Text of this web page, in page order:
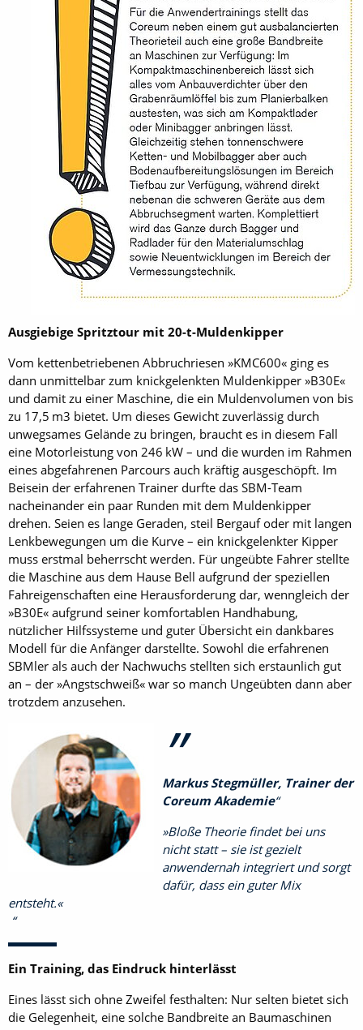
Ausgiebige Spritztour mit 20-t-Muldenkipper
Vom kettenbetriebenen Abbruchriesen »KMC600« ging es
dann unmittelbar zum knickgelenkten Muldenkipper »B30E«
und damit zu einer Maschine, die ein Muldenvolumen von bis
zu 17,5 m3 bietet. Um dieses Gewicht zuverlässig durch
unwegsames Gelände zu bringen, braucht es in diesem Fall
eine Motorleistung von 246 kW – und die wurden im Rahmen
eines abgefahrenen Parcours auch kräftig ausgeschöpft. Im
Beisein der erfahrenen Trainer durfte das SBM-Team
nacheinander ein paar Runden mit dem Muldenkipper
drehen. Seien es lange Geraden, steil Bergauf oder mit langen
Lenkbewegungen um die Kurve – ein knickgelenkter Kipper
muss erstmal beherrscht werden. Für ungeübte Fahrer stellte
die Maschine aus dem Hause Bell aufgrund der speziellen
Fahreigenschaften eine Herausforderung dar, wenngleich der
»B30E« aufgrund seiner komfortablen Handhabung,
nützlicher Hilfssysteme und guter Übersicht ein dankbares
Modell für die Anfänger darstellte. Sowohl die erfahrenen
SBMler als auch der Nachwuchs stellten sich erstaunlich gut
an – der »Angstschweiß« war so manch Ungeübten dann aber
trotzdem anzusehen.
Markus Stegmüller, Trainer der
Coreum Akademie
»Bloße Theorie findet bei uns
nicht statt – sie ist gezielt
anwendernah integriert und sorgt
dafür, dass ein guter Mix
entsteht.«
Ein Training, das Eindruck hinterlässt
Eines lässt sich ohne Zweifel festhalten: Nur selten bietet sich
die Gelegenheit, eine solche Bandbreite an Baumaschinen